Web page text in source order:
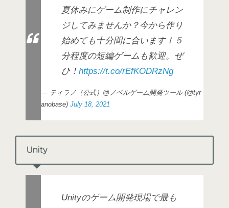
夏休みにゲーム制作にチャレン
ジしてみませんか？今から作り
始めても十分間に合います！５
分程度の短編ゲームも歓迎。ぜ
ひ！ https://t.co/rEfKODRzNg
— ティラノ（公式）@ノベルゲーム開発ツール (@tyr
anobase) July 18, 2021
Unity
Unityのゲーム開発現場で最も